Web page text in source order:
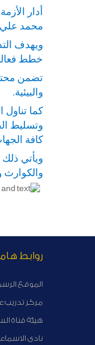
أدار
محمد علي
ويهدف
خطط
تضمن
والبيئية.
كما تناول
وتسليط
كافة
ويأتي
والكوارث
روابط
الموقع
مركز تدريب
هيئة قناة
نادى